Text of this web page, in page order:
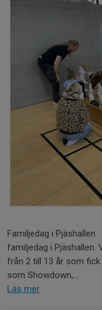
Familjedag i Pjäshallen
familjedag i Pjäshallen.
från 2 till 13 år som
som Showdown,...
Läs mer